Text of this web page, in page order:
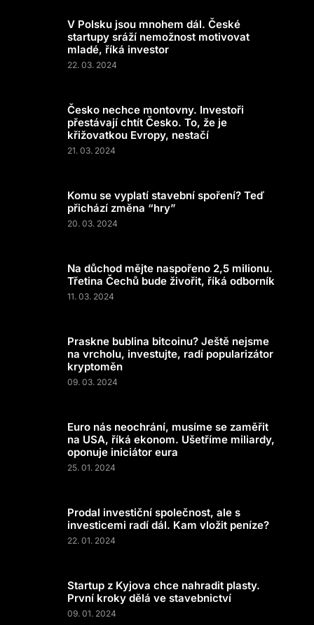
V Polsku jsou mnohem dál. České
startupy sráží nemožnost motivovat
mladé, říká investor
22. 03. 2024
Česko nechce montovny. Investoři
přestávají chtít Česko. To, že je
křižovatkou Evropy, nestačí
21. 03. 2024
Komu se vyplatí stavební spoření? Teď
přichází změna “hry”
20. 03. 2024
Na důchod mějte naspořeno 2,5 milionu.
Třetina Čechů bude živořit, říká odborník
11. 03. 2024
Praskne bublina bitcoinu? Ještě nejsme
na vrcholu, investujte, radí popularizátor
kryptoměn
09. 03. 2024
Euro nás neochrání, musíme se zaměřit
na USA, říká ekonom. Ušetříme miliardy,
oponuje iniciátor eura
25. 01. 2024
Prodal investiční společnost, ale s
investicemi radí dál. Kam vložit peníze?
22. 01. 2024
Startup z Kyjova chce nahradit plasty.
První kroky dělá ve stavebnictví
09. 01. 2024